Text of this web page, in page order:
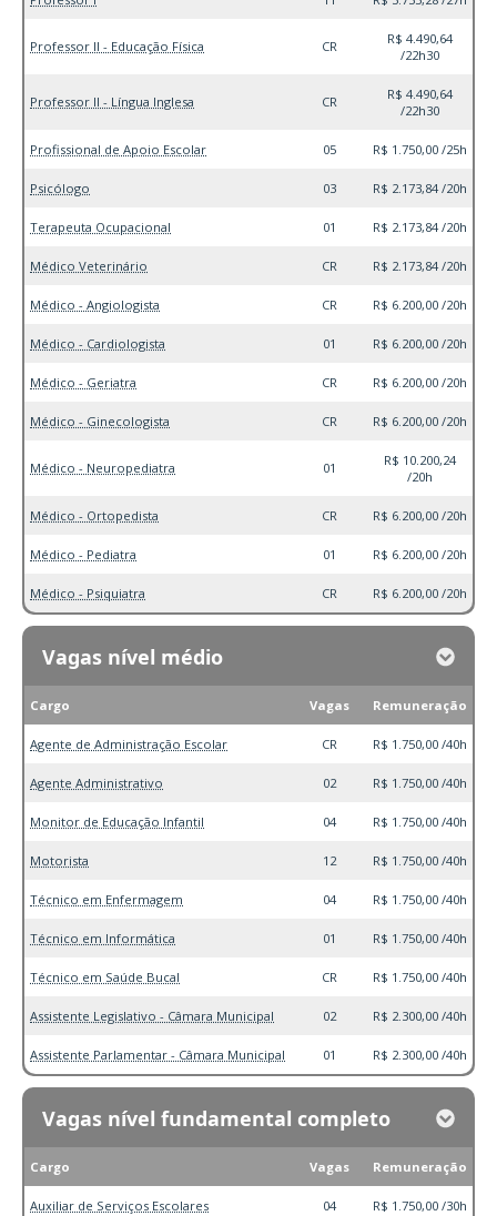
Professor II - Educação Física CR
R$ 4.490,64
/22h30
Professor II - Língua Inglesa CR
R$ 4.490,64
/22h30
Profissional de Apoio Escolar 05 R$ 1.750,00 /25h
Psicólogo 03 R$ 2.173,84 /20h
Terapeuta Ocupacional 01 R$ 2.173,84 /20h
Médico Veterinário CR R$ 2.173,84 /20h
Médico - Angiologista CR R$ 6.200,00 /20h
Médico - Cardiologista 01 R$ 6.200,00 /20h
Médico - Geriatra CR R$ 6.200,00 /20h
Médico - Ginecologista CR R$ 6.200,00 /20h
Médico - Neuropediatra 01
R$ 10.200,24
/20h
Médico - Ortopedista CR R$ 6.200,00 /20h
Médico - Pediatra 01 R$ 6.200,00 /20h
Médico - Psiquiatra CR R$ 6.200,00 /20h
Vagas nível médio
Cargo Vagas Remuneração
Agente de Administração Escolar CR R$ 1.750,00 /40h
Agente Administrativo 02 R$ 1.750,00 /40h
Monitor de Educação Infantil 04 R$ 1.750,00 /40h
Motorista 12 R$ 1.750,00 /40h
Técnico em Enfermagem 04 R$ 1.750,00 /40h
Técnico em Informática 01 R$ 1.750,00 /40h
Técnico em Saúde Bucal CR R$ 1.750,00 /40h
Assistente Legislativo - Câmara Municipal 02 R$ 2.300,00 /40h
Assistente Parlamentar - Câmara Municipal 01 R$ 2.300,00 /40h
Vagas nível fundamental completo
Cargo Vagas Remuneração
Auxiliar de Serviços Escolares 04 R$ 1.750,00 /30h